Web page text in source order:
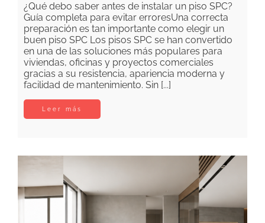
¿Qué debo saber antes de instalar un piso SPC?
Guía completa para evitar erroresUna correcta
preparación es tan importante como elegir un
buen piso SPC Los pisos SPC se han convertido
en una de las soluciones más populares para
viviendas, oficinas y proyectos comerciales
gracias a su resistencia, apariencia moderna y
facilidad de mantenimiento. Sin [...]
Leer más